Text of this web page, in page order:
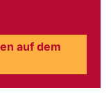
auf dem